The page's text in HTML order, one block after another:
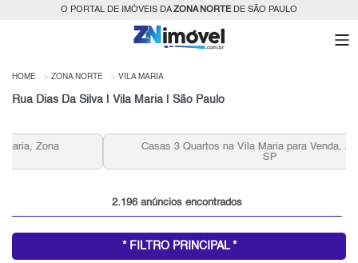
O PORTAL DE IMÓVEIS DAZONA NORTEDE SÃO PAULO
HOME ZONA NORTE VILA MARIA
Rua Dias Da Silva | Vila Maria | São Paulo
Casas 3 Quartos na Vila Maria para Venda, Zona Norte,
2.196 anúncios encontrados
* FILTRO PRINCIPAL *